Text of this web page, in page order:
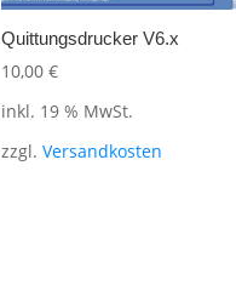
Quittungsdrucker V6.x
10,00 €
inkl. 19 % MwSt.
zzgl. Versandkosten